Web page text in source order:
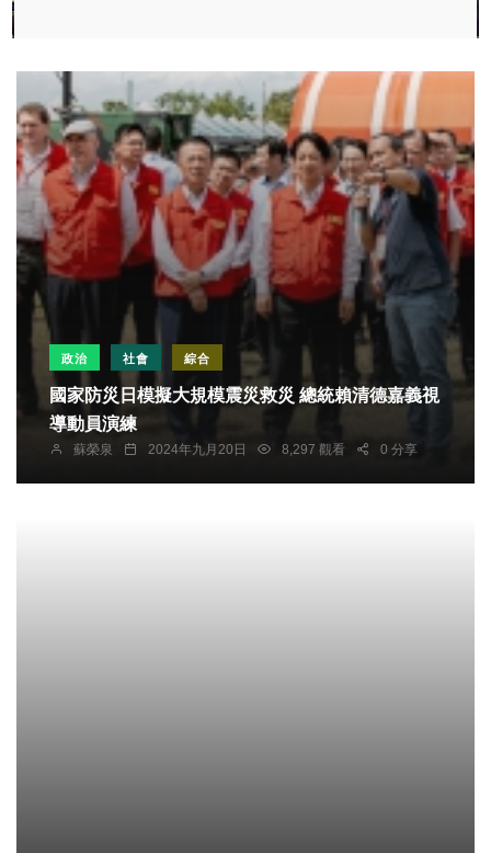
政治 社會 綜合
國家防災日模擬大規模震災救災 總統賴清德嘉義視
導動員演練
蘇榮泉 2024年九月20日 8,297 觀看 0 分享